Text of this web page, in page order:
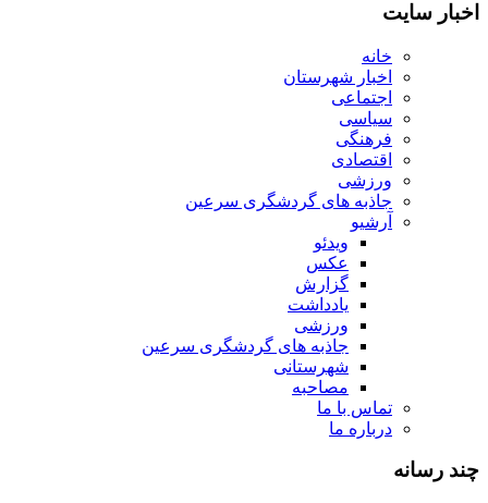
اخبار سایت
خانه
اخبار شهرستان
اجتماعی
سیاسی
فرهنگی
اقتصادی
ورزشی
جاذبه های گردشگری سرعین
آرشیو
ویدئو
عکس
گزارش
یادداشت
ورزشی
جاذبه های گردشگری سرعین
شهرستانی
مصاحبه
تماس با ما
درباره ما
چند رسانه